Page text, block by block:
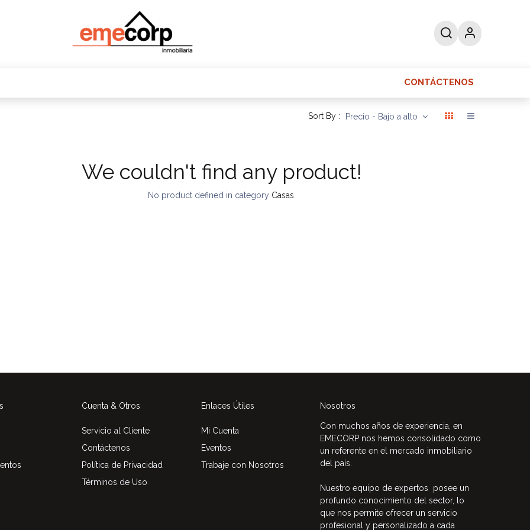
CONTÁCTENOS
Sort By : Precio - Bajo a alto
We couldn't find any product!
No product defined in category Casas
Cuenta & Otros
Servicio al Cliente
Contáctenos
Política de Privacidad
Términos de Uso
Enlaces Útiles
Mi Cuenta
Eventos
Trabaje con Nosotros
Nosotros
Con muchos años de experiencia, en
EMECORP nos hemos consolidado como
un referente en el mercado inmobiliario
del país.
Nuestro equipo de expertos posee un
profundo conocimiento del sector, lo
que nos permite ofrecer un servicio
profesional y personalizado a cada